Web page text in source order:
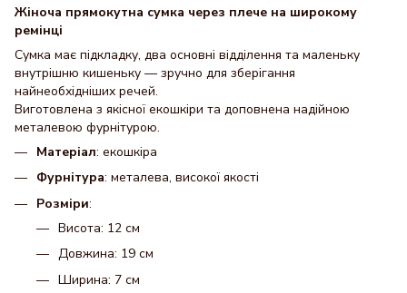
Жіноча прямокутна сумка через плече на широкому
ремінці
Сумка має підкладку, два основні відділення та маленьку
внутрішню кишеньку — зручно для зберігання
найнеобхідніших речей.
Виготовлена з якісної екошкіри та доповнена надійною
металевою фурнітурою.
Матеріал: екошкіра
Фурнітура: металева, високої якості
Розміри:
Висота: 12 см
Довжина: 19 см
Ширина: 7 см